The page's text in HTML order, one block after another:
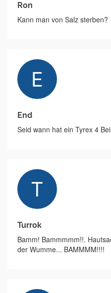
Ron
Kann man von Salz sterben?
End
Seid wann hat ein Tyrex 4
Turrok
Bamm! Bammmmm!!.
der Wumme... BAMMMM!!!!